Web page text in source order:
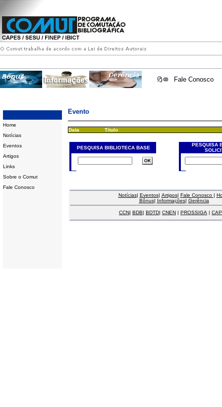
Fale Conosco
Home
Notícias
Eventos
Artigos
Links
Sobre o Comut
Fale Conosco
Evento
Data Título
PESQUISA BIBLIOTECA BASE
PESQUISA
Notícias| Eventos| Artigos| Fale Conosco |
Bônus| Informações| Gerência
CCN| BDB| BDTD| CNEN | PROSSIGA |